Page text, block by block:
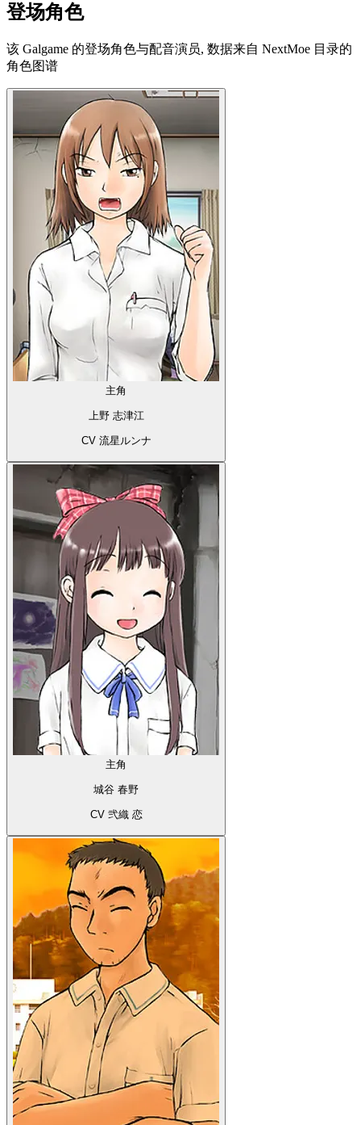
登场角色
该 Galgame 的登场角色与配音演员, 数据来自 NextMoe 目录的
角色图谱
主角
上野 志津江
CV 流星ルンナ
主角
城谷 春野
CV 弐織 恋